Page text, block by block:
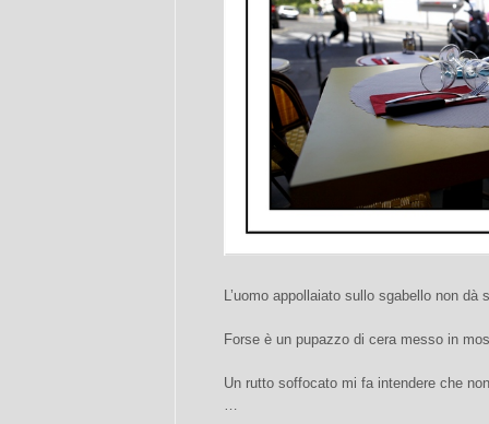
L’uomo appollaiato sullo sgabello non dà
Forse è un pupazzo di cera messo in
Un rutto soffocato mi fa intendere che